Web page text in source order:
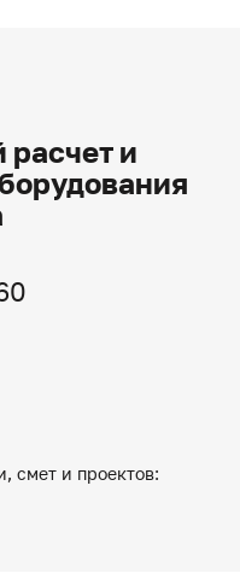
и
смет и проектов: